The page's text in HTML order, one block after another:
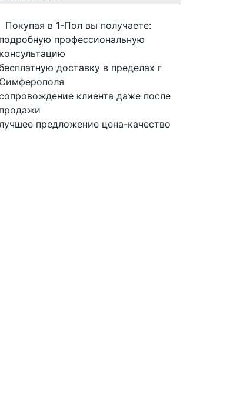
Покупая в 1-Пол вы получаете:
подробную профессиональную
консультацию
доставку в пределах г
Симферополя
клиента даже после
продажи
предложение цена-качество